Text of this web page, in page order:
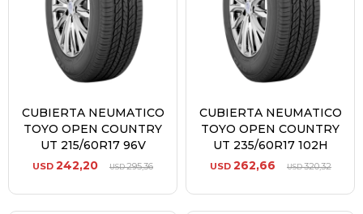
CUBIERTA NEUMATICO
TOYO OPEN COUNTRY
UT 215/60R17 96V
USD 242,20 USD295,36
CUBIERTA NEUMATICO
TOYO OPEN COUNTRY
UT 235/60R17 102H
USD 262,66 USD320,32